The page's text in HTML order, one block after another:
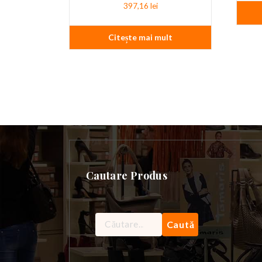
397,16 lei
Citește mai mult
Cautare Produs
Caută
după: